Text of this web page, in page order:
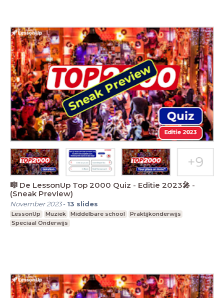
🎼 De LessonUp Top 2000 Quiz - Editie 2023🎤 -
(Sneak Preview)
November 2023- 13 slides
LessonUp Muziek Middelbare school
Praktijkonderwijs
Speciaal Onderwijs